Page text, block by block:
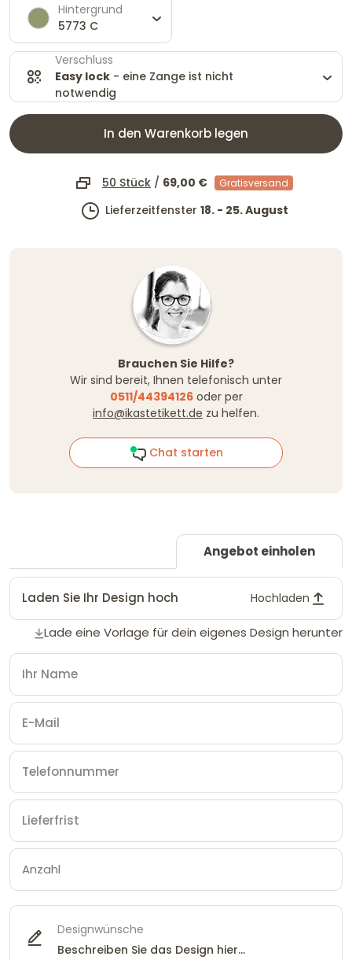
Hintergrund
5773 C
Verschluss
Easy lock - eine Zange ist nicht
notwendig
In den Warenkorb legen
50 Stück / 69,00 € Gratisversand
Lieferzeitfenster 18. - 25. August
Brauchen Sie Hilfe?
Wir sind bereit, Ihnen telefonisch unter
0511/44394126oder per
info@ikastetikett.de zu helfen.
Chat starten
Angebot einholen
Laden Sie Ihr Design hoch Hochladen
Lade eine Vorlage für dein eigenes Design herunter
Designwünsche